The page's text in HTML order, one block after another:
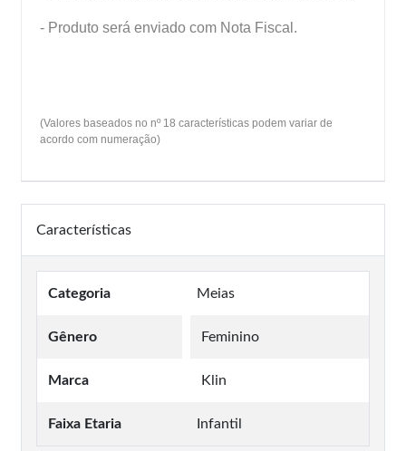
- Produto será enviado com Nota Fiscal.
(Valores baseados no nº 18 características podem variar de
acordo com numeração)
Características
Categoria Meias
Gênero Feminino
Marca Klin
Faixa Etaria Infantil